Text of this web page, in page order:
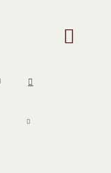
Toggle